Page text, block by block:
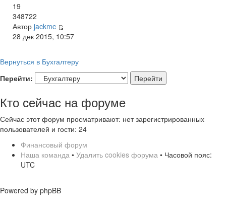
19
348722
Автор jackmc
28 дек 2015, 10:57
Вернуться в Бухгалтеру
Перейти:
Кто сейчас на форуме
Сейчас этот форум просматривают: нет зарегистрированных
пользователей и гости: 24
Финансовый форум
Наша команда • Удалить cookies форума • Часовой пояс:
UTC
Powered by phpBB